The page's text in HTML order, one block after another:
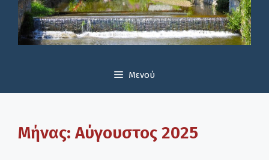
Μενού
Μήνας: Αύγουστος 2025